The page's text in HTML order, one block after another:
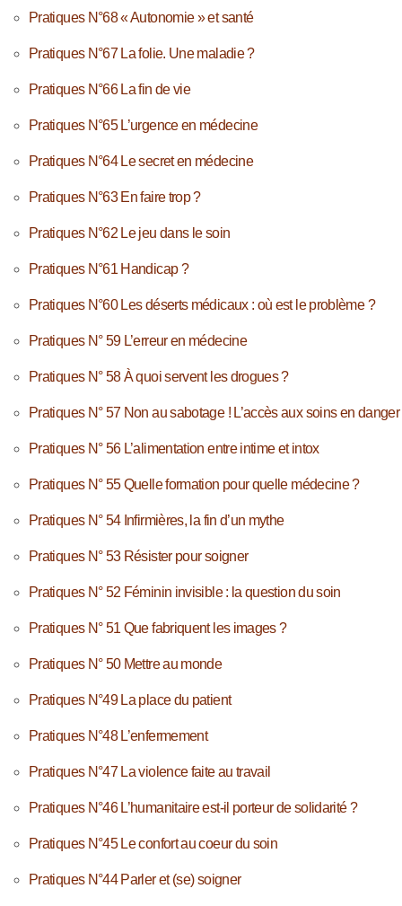
Pratiques N°68 « Autonomie » et santé
Pratiques N°67 La folie. Une maladie ?
Pratiques N°66 La fin de vie
Pratiques N°65 L’urgence en médecine
Pratiques N°64 Le secret en médecine
Pratiques N°63 En faire trop ?
Pratiques N°62 Le jeu dans le soin
Pratiques N°61 Handicap ?
Pratiques N°60 Les déserts médicaux : où est le problème ?
Pratiques N° 59 L’erreur en médecine
Pratiques N° 58 À quoi servent les drogues ?
Pratiques N° 57 Non au sabotage ! L’accès aux soins en danger
Pratiques N° 56 L’alimentation entre intime et intox
Pratiques N° 55 Quelle formation pour quelle médecine ?
Pratiques N° 54 Infirmières, la fin d’un mythe
Pratiques N° 53 Résister pour soigner
Pratiques N° 52 Féminin invisible : la question du soin
Pratiques N° 51 Que fabriquent les images ?
Pratiques N° 50 Mettre au monde
Pratiques N°49 La place du patient
Pratiques N°48 L’enfermement
Pratiques N°47 La violence faite au travail
Pratiques N°46 L’humanitaire est-il porteur de solidarité ?
Pratiques N°45 Le confort au coeur du soin
Pratiques N°44 Parler et (se) soigner